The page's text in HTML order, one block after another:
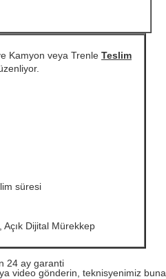
Kamyon veya Trenle Teslim
süresi
Dijital Mürekkep
24 ay garanti
video gönderin, teknisyenimiz buna